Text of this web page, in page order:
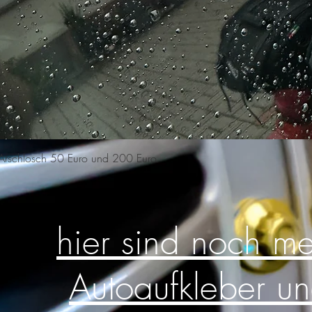
Schnellansicht
50 Euro und 200 Euro
hier sind noch
Autoaufkleber